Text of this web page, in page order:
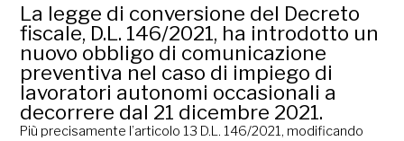
La legge di conversione del Decreto
fiscale, D.L. 146/2021, ha introdotto un
nuovo obbligo di comunicazione
preventiva nel caso di impiego di
lavoratori autonomi occasionali a
decorrere dal 21 dicembre 2021.
Più precisamente l’articolo 13 D.L. 146/2021, modificando